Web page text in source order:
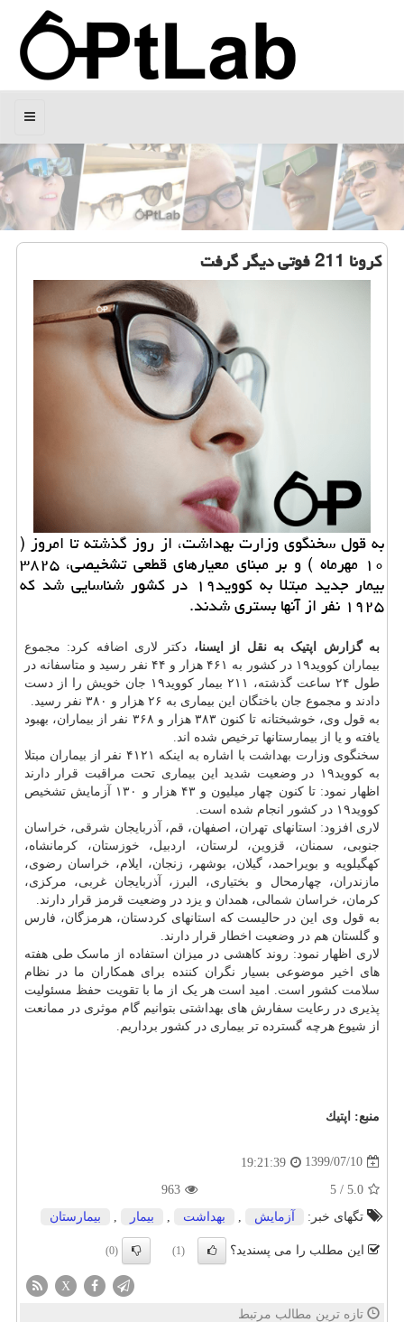
منو
كرونا 211 فوتی دیگر گرفت
به قول سخنگوی وزارت بهداشت، از روز گذشته تا امروز (
۱۰ مهرماه ) و بر مبنای معیارهای قطعی تشخیصی، ۳۸۲۵
بیمار جدید مبتلا به كووید۱۹ در كشور شناسایی شد كه
۱۹۲۵ نفر از آنها بستری شدند.
به گزارش اپتیک به نقل از ایسنا، دکتر لاری اضافه کرد: مجموع
بیماران کووید۱۹ در کشور به ۴۶۱ هزار و ۴۴ نفر رسید و متاسفانه در
طول ۲۴ ساعت گذشته، ۲۱۱ بیمار کووید۱۹ جان خویش را از دست
دادند و مجموع جان باختگان این بیماری به ۲۶ هزار و ۳۸۰ نفر رسید.
به قول وی، خوشبختانه تا کنون ۳۸۳ هزار و ۳۶۸ نفر از بیماران، بهبود
یافته و یا از بیمارستانها ترخیص شده اند.
سخنگوی وزارت بهداشت
با اشاره به اینکه ۴۱۲۱ نفر از بیماران مبتلا
به کووید۱۹ در وضعیت شدید این بیماری تحت مراقبت قرار دارند
اظهار نمود: تا کنون چهار میلیون و ۴۳ هزار و ۱۳۰ آزمایش تشخیص
کووید۱۹ در کشور انجام شده است.
لاری افزود: استانهای تهران، اصفهان، قم، آذربایجان شرقی، خراسان
جنوبی، سمنان، قزوین، لرستان، اردبیل، خوزستان، کرمانشاه،
کهگیلویه و بویراحمد، گیلان، بوشهر، زنجان، ایلام، خراسان رضوی،
مازندران، چهارمحال و بختیاری، البرز، آذربایجان غربی، مرکزی،
کرمان، خراسان شمالی، همدان و یزد در وضعیت قرمز قرار دارند.
به قول وی این در حالیست که استانهای کردستان، هرمزگان، فارس
و گلستان هم در وضعیت اخطار قرار دارند.
لاری اظهار نمود: روند کاهشی در میزان استفاده از ماسک طی هفته
های اخیر موضوعی بسیار نگران کننده برای همکاران ما در نظام
سلامت کشور است. امید است هر یک از ما با تقویت حفظ مسئولیت
پذیری در رعایت سفارش های بهداشتی بتوانیم گام موثری در ممانعت
از شیوع هرچه گسترده تر بیماری در کشور برداریم.
منبع: اپتیك
1399/07/10
19:21:39
5.0
/
5
963
تگهای خبر:
آزمایش بهداشت بیمار بیمارستان
این مطلب را می پسندید؟ (1)
(0)
X
تازه ترین مطالب مرتبط